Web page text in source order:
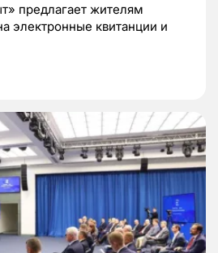
предлагает жителям
электронные квитанции и